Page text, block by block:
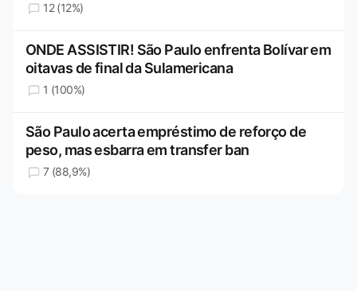
12 (12%)
ONDE ASSISTIR! São Paulo enfrenta Bolívar em
oitavas de final da Sulamericana
1 (100%)
São Paulo acerta empréstimo de reforço de
peso, mas esbarra em transfer ban
7 (88,9%)